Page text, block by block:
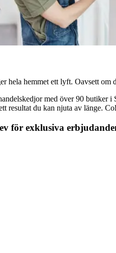
hela hemmet ett lyft. Oavsett
med över 90
resultat du kan njuta av länge.
för exklusiva